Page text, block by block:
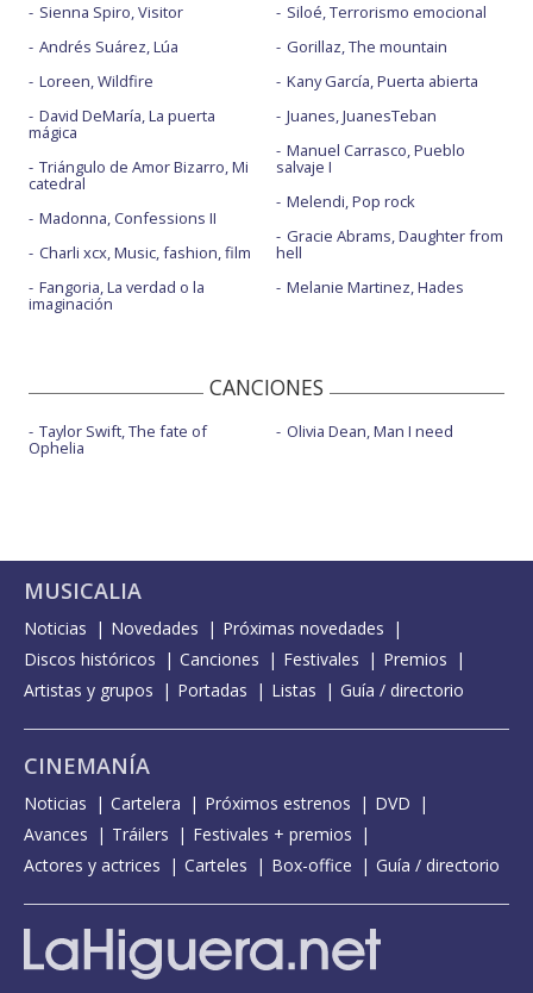
Sienna Spiro, Visitor
Andrés Suárez, Lúa
Loreen, Wildfire
David DeMaría, La puerta
mágica
Triángulo de Amor Bizarro, Mi
catedral
Madonna, Confessions II
Charli xcx, Music, fashion, film
Fangoria, La verdad o la
imaginación
Siloé, Terrorismo emocional
Gorillaz, The mountain
Kany García, Puerta abierta
Juanes, JuanesTeban
Manuel Carrasco, Pueblo
salvaje I
Melendi, Pop rock
Gracie Abrams, Daughter from
hell
Melanie Martinez, Hades
CANCIONES
Taylor Swift, The fate of
Ophelia
Olivia Dean, Man I need
MUSICALIA
Noticias Novedades
Próximas novedades
Discos históricos
Canciones Festivales
Premios
Artistas y grupos
Portadas Listas Guía / directorio
CINEMANÍA
Noticias Cartelera Próximos estrenos
DVD
Avances
Tráilers
Festivales + premios
Actores y actrices
Carteles Box-office Guía / directorio